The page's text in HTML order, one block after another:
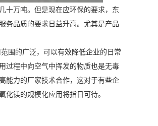
十万吨。但是现在应环保的要求，东
务品质的要求日益升高。尤其是产品
围的广泛，可以有效降低企业的日常
过程中向空气中挥发的物质也是无毒
能力的厂家技术合作，这对于有些企
镁的规模化应用将指日可待。